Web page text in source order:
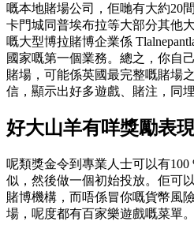
嘅本地賭場公司，佢哋有大約20
卡門城同普埃布拉等大部分其他
嘅大型博拉賭博企業係
國家嘅第一個業務。總之，你自
賭場，可能係英國最完整嘅賭場
信，顯示出好多遊戲、賭注，同
好大山羊有咩獎勵表
呢類獎金令到專業人士可以有
似，然後做一個初始投放。佢可
賭博機構，而唔係冒你嘅貨幣風
場，呢度都有百家樂遊戲嘅菜單。